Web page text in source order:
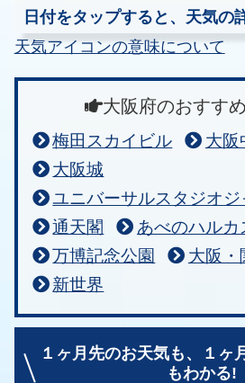
日付をタップすると、天気の
天気アイコンの意味について
大阪府のおすす
梅田スカイビル
大阪
大阪城
ユニバーサルスタジオジ
通天閣
あべのハルカ
万博記念公園
大阪・
新世界
１ヶ月先のお天気も、
１ヶ
もわかる!